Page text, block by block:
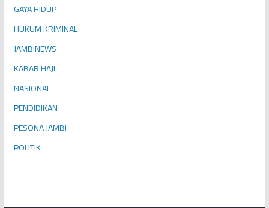
GAYA HIDUP
HUKUM KRIMINAL
JAMBINEWS
KABAR HAJI
NASIONAL
PENDIDIKAN
PESONA JAMBI
POLITIK